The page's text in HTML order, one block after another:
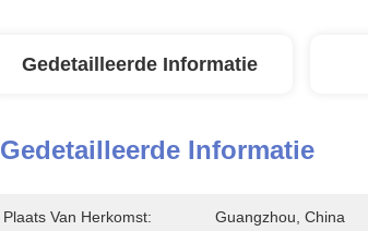
Gedetailleerde Informatie
Gedetailleerde Informatie
Plaats Van Herkomst: Guangzhou, China